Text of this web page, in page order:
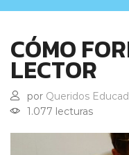
CÓMO
LECTOR
por Queridos
1.077 lecturas